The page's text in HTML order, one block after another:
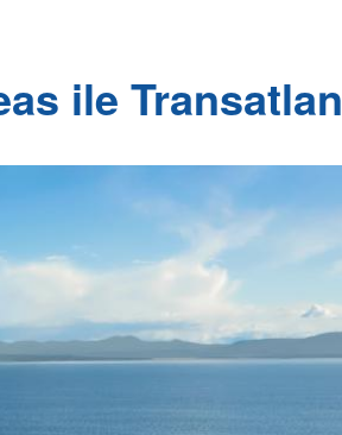
ile